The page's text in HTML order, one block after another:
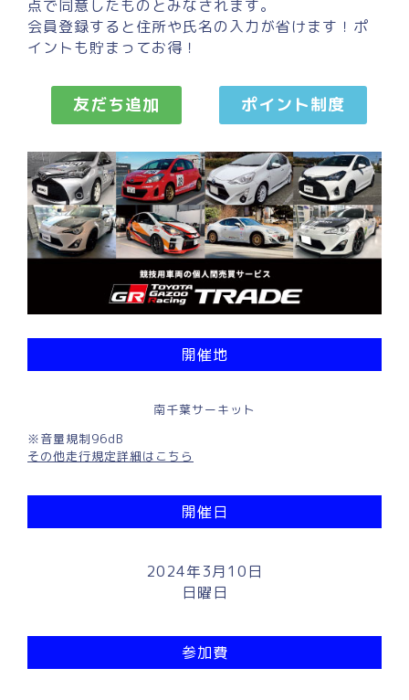
点で同意したものとみなされます。
会員登録すると住所や氏名の入力が省けます！ポ
イントも貯まってお得！
友だち追加 ポイント制度
開催地
南千葉サーキット
※音量規制96dB
その他走行規定詳細はこちら
開催日
2024年3月10日
日曜日
参加費